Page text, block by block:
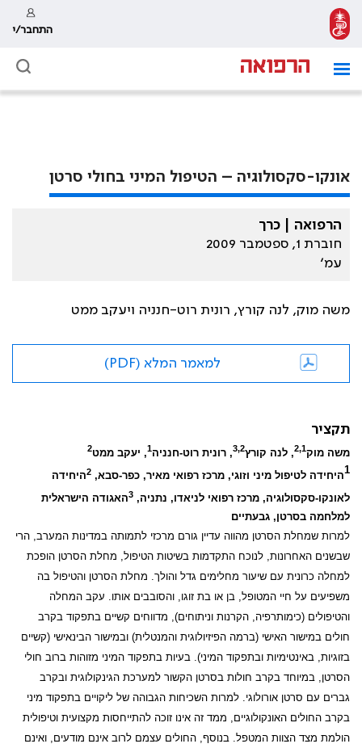
התחבר/י
אונקו-סקסולוגיה – הטיפול המיני בחולי סרטן
הרפואה | כרך
חוברת 1, ספטמבר 2009
עמ׳
משה מוק, לנה קורץ, רונית רוט-חנניה ויעקב ממט
למאמר המלא (PDF)
תקציר
משה מוק2,1, לנה קורץ3,2, רונית רוט-חנניה1, יעקב ממט2
1היחידה לטיפול מיני וזוגי, מרכז רפואי מאיר, כפר-סבא, 2היחידה
לאונקו-סקסולוגיה, מרכז רפואי לניאדו, נתניה, 3האגודה הישראלית
למלחמה בסרטן, גבעתיים
למרות שמחלת הסרטן מהווה עדיין גורם מרכזי לתמותה במדינות המערב, הרי
שבשנים האחרונות, לנוכח התקדמות בשיטות הטיפול, מחלת הסרטן הופכת
למחלה כרונית עם שיעור מחלימים גדל והולך. מחלת הסרטן והטיפול בה
משפיעים על חיי המטופל, בן או בת זוגו, והסובבים אותו. עקב המחלה
והטיפולים (כימותרפיה, הקרנות וניתוחים), מדווחים קשיים בתפקוד בקרב
חולים במישור האישי (ברמה הפיזיולוגית והמנטלית) ובמישור הבינאישי (קשיים
בזוגיות, באינטימיות ובתפקוד המיני). בעיות בתפקוד המיני מזוהות ברוב חולי
הסרטן, במיוחד בקרב חולות בסרטן הקשור למערכת הגינקולוגית ובקרב
גברים עם סרטן אורולוגי. למרות השכיחות הגבוהה של ליקויים בתפקוד מיני
בקרב החולים האונקולוגיים, ממד זה אינו זוכה להתייחסות מקצועית וטיפולית
הולמת מצד הצוות המטפל. בנוסף, החולים עצמם לרוב אינם מודעים, ואינם